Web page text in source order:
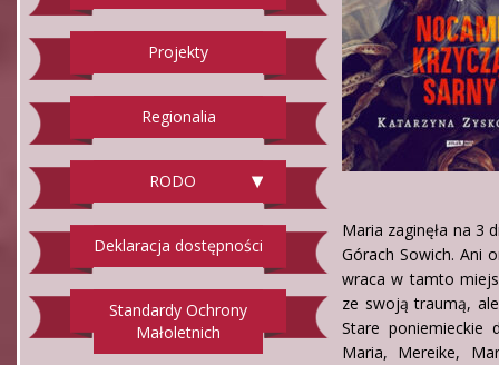
Projekty
Regionalia
RODO
Deklaracja dostępności
Standardy Ochrony
Małoletnich
Maria zaginęła na 3
Górach Sowich. Ani
wraca w tamto
ze swoją traumą,
Stare poniemieckie
Maria, Mereike,